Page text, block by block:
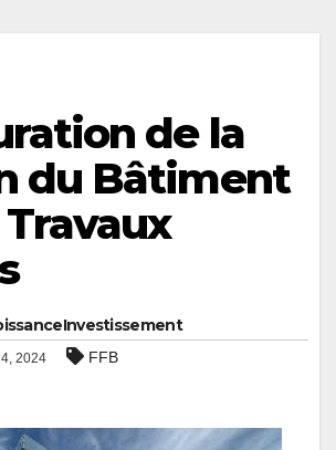
de la
du Bâtiment
2024 FFB